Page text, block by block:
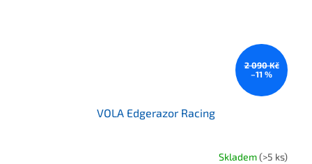
2 090 Kč
–11 %
VOLA Edgerazor Racing
Skladem(>5 ks)